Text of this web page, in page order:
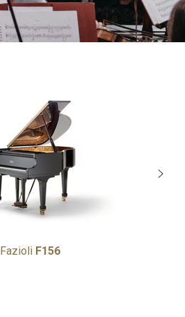
Fazioli F156